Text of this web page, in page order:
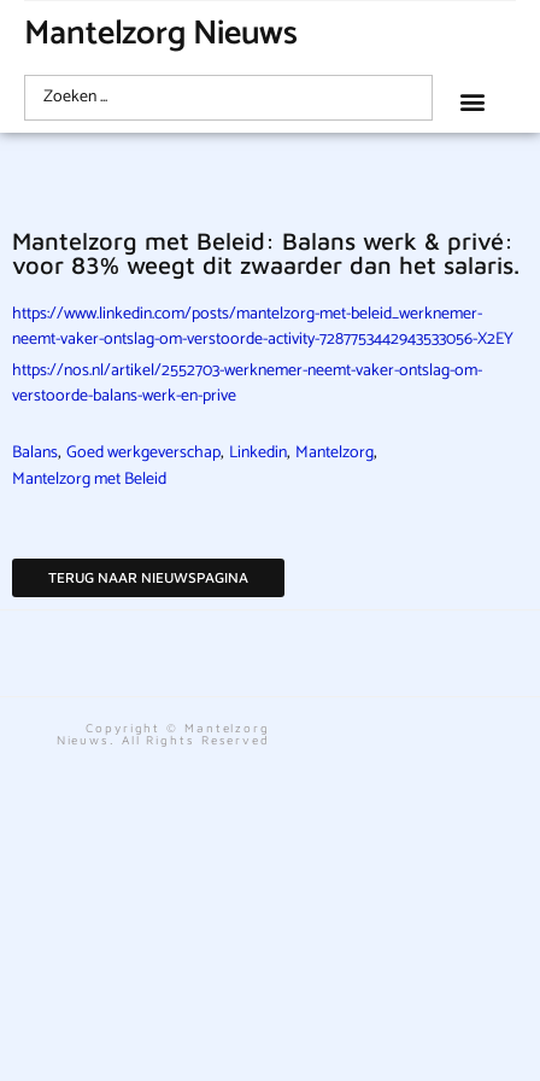
Mantelzorg Nieuws
Mantelzorg met Beleid: Balans werk & privé:
voor 83% weegt dit zwaarder dan het salaris.
https://www.linkedin.com/posts/mantelzorg-met-beleid_werknemer-
neemt-vaker-ontslag-om-verstoorde-activity-7287753442943533056-X2EY
https://nos.nl/artikel/2552703-werknemer-neemt-vaker-ontslag-om-
verstoorde-balans-werk-en-prive
Balans, Goed werkgeverschap, Linkedin, Mantelzorg,
Mantelzorg met Beleid
TERUG NAAR NIEUWSPAGINA
Copyright © Mantelzorg
Nieuws. All Rights Reserved